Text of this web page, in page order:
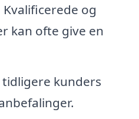
og
kan ofte give en
tidligere kunders